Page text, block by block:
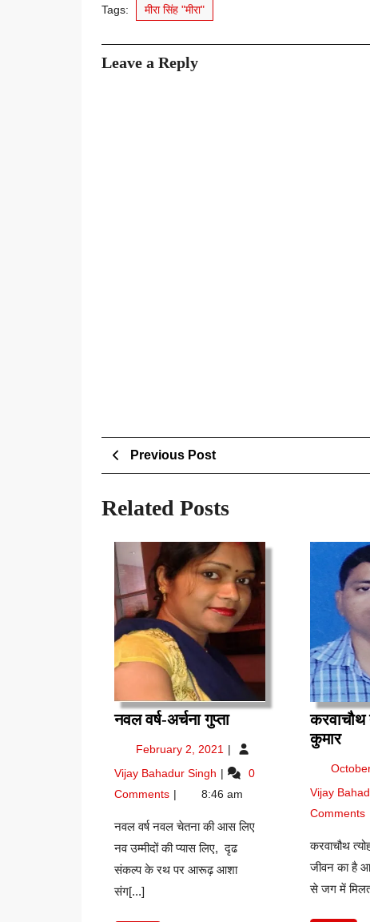
Tags: मीरा सिंह "मीरा"
Leave a Reply
Post
navigation
Previous PostPrevious
Related Posts
नवल वर्ष-अर्चना गुप्तानवल
अर्चना
गुप्ता
February 2, 2021 February
2021
Vijay Bahadur Singh नवल
अर्चना
0
Comments
8:46 am
नवल वर्ष नवल चेतना की आस लिए
नव उम्मीदों की प्यास लिए, दृढ
संकल्प के रथ पर आरूढ़ आशा
संग[...]
करवाचौथ
कुमार
विवेक
Vijay
Comments
करवाचौथ
जीवन का है
से जग में